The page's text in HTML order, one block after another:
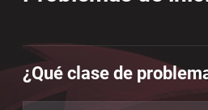
¿Qué clase de